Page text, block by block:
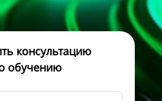
консультацию
обучению